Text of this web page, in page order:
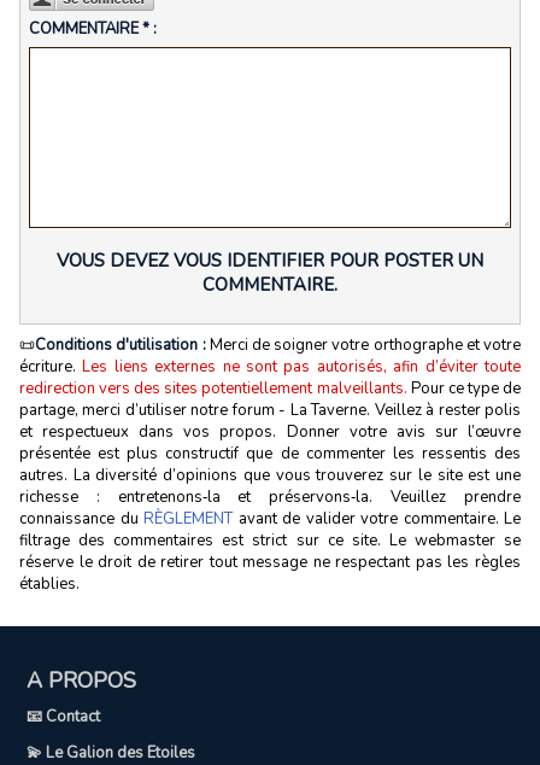
COMMENTAIRE * :
VOUS DEVEZ VOUS IDENTIFIER POUR POSTER UN
COMMENTAIRE.
📜Conditions d'utilisation :Merci de soigner votre orthographe et votre
écriture.Les liens externes ne sont pas autorisés, afin d’éviter toute
redirection vers des sites potentiellement malveillants. Pour ce type de
partage, merci d’utiliser notre forum - La Taverne. Veillez à rester polis
et respectueux dans vos propos. Donner votre avis sur l’œuvre
présentée est plus constructif que de commenter les ressentis des
autres. La diversité d’opinions que vous trouverez sur le site est une
richesse : entretenons‑la et préservons‑la. Veuillez prendre
connaissance du RÈGLEMENTavant de valider votre commentaire. Le
filtrage des commentaires est strict sur ce site. Le webmaster se
réserve le droit de retirer tout message ne respectant pas les règles
établies.
A PROPOS
📧 Contact
💫 Le Galion des Etoiles